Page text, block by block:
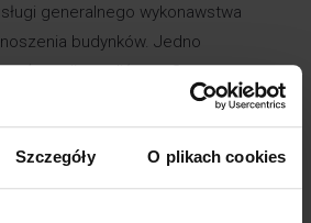
Szczegóły O plikach cookies
generalnego wykonawstwa
budynków. Jedno
zrealizowaliśmy z 2-
Mimo, że po jego
zidentyfikowano wad, w umowie
przewidziano karę umowną
prac we wskazanym